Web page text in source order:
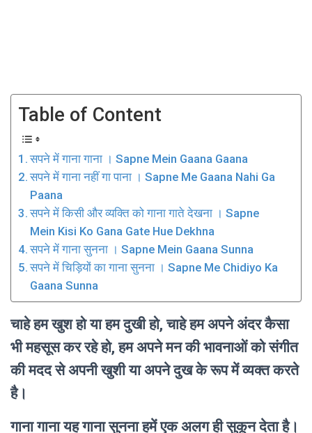
Table of Content
सपने में गाना गाना । Sapne Mein Gaana Gaana
सपने में गाना नहीं गा पाना । Sapne Me Gaana Nahi Ga
Paana
सपने में किसी और व्यक्ति को गाना गाते देखना । Sapne
Mein Kisi Ko Gana Gate Hue Dekhna
सपने में गाना सुनना । Sapne Mein Gaana Sunna
सपने में चिड़ियों का गाना सुनना । Sapne Me Chidiyo Ka
Gaana Sunna
चाहे हम खुश हो या हम दुखी हो, चाहे हम अपने अंदर कैसा
भी महसूस कर रहे हो, हम अपने मन की भावनाओं को संगीत
की मदद से अपनी खुशी या अपने दुख के रूप में व्यक्त करते
है।
गाना गाना यह गाना सुनना हमें एक अलग ही सुकून देता है।